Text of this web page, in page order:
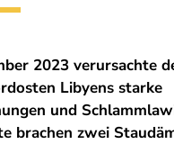
2023 verursachte
Libyens starke
und
brachen zwei